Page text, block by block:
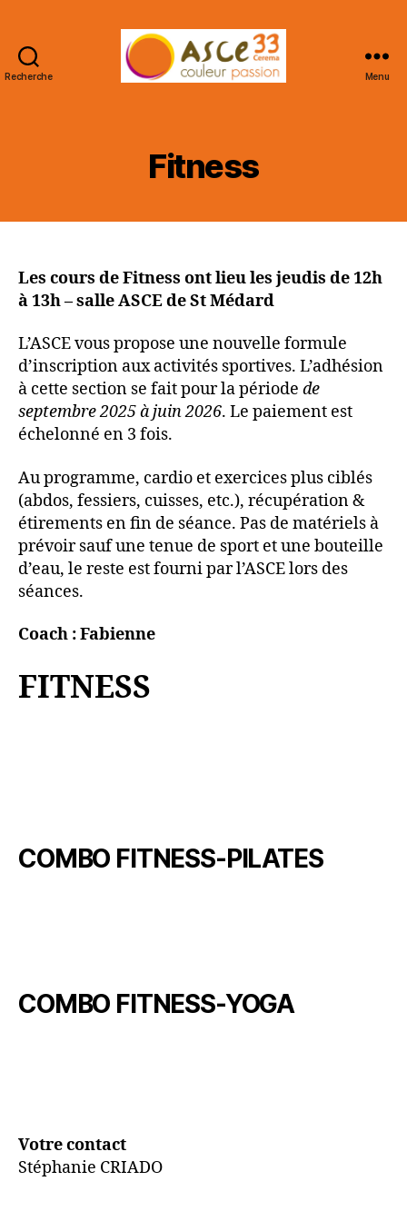
Recherche Menu
Fitness
Les cours de Fitness ont lieu les jeudis de 12h
à 13h – salle ASCE de St Médard
L’ASCE vous propose une nouvelle formule
d’inscription aux activités sportives. L’adhésion
à cette section se fait pour la période de
septembre 2025 à juin 2026. Le paiement est
échelonné en 3 fois.
Au programme, cardio et exercices plus ciblés
(abdos, fessiers, cuisses, etc.), récupération &
étirements en fin de séance. Pas de matériels à
prévoir sauf une tenue de sport et une bouteille
d’eau, le reste est fourni par l’ASCE lors des
séances.
Coach : Fabienne
FITNESS
COMBO FITNESS-PILATES
COMBO FITNESS-YOGA
Votre contact
Stéphanie CRIADO